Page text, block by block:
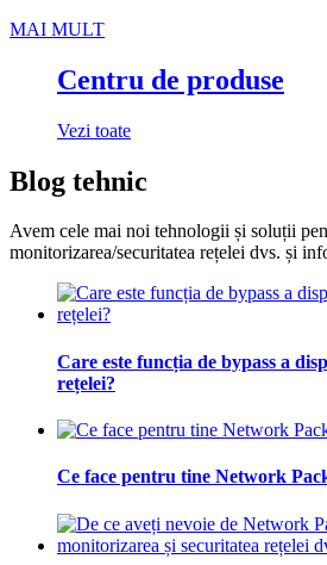
MAI MULT
Centru de produse
Vezi toate
Blog tehnic
Avem cele mai noi tehnologii și soluții
monitorizarea/securitatea rețelei dvs. și
Care este funcția de bypass a
rețelei?
Ce face pentru tine Network